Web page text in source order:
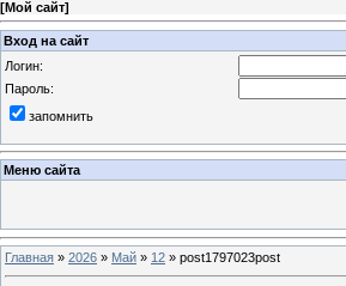
[Мой сайт]
Вход на сайт
Логин:
Пароль:
запомнить
Меню сайта
Главная » 2026 » Май » 12 » post1797023post